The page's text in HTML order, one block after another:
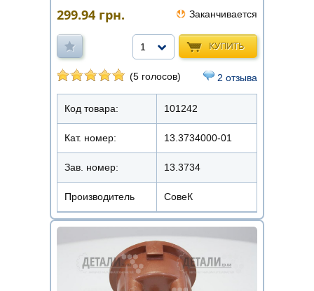
299.94 грн. Заканчивается
КУПИТЬ
1
(5 голосов) 2 отзыва
Код товара: 101242
Кат. номер: 13.3734000-01
Зав. номер: 13.3734
Производитель СовеК